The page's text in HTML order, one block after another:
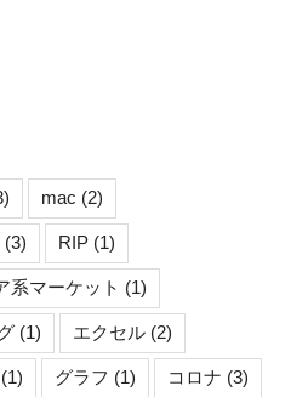
mac (2)
(3) RIP (1)
系マーケット (1)
(1) エクセル (2)
(1) グラフ (1) コロナ (3)